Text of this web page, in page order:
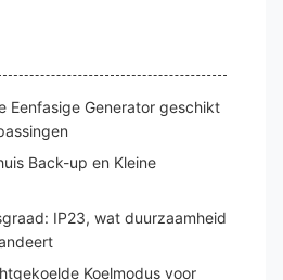
Eenfasige Generator geschikt
Back-up en Kleine
IP23, wat duurzaamheid
Koelmodus voor